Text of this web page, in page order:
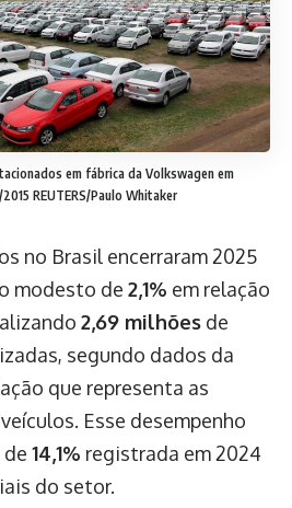
em fábrica da Volkswagen em
REUTERS/Paulo Whitaker
no Brasil encerraram 2025
modesto de 2,1% em relação
2,69 milhões de
segundo dados da
que representa as
Esse desempenho
14,1% registrada em 2024
do setor.